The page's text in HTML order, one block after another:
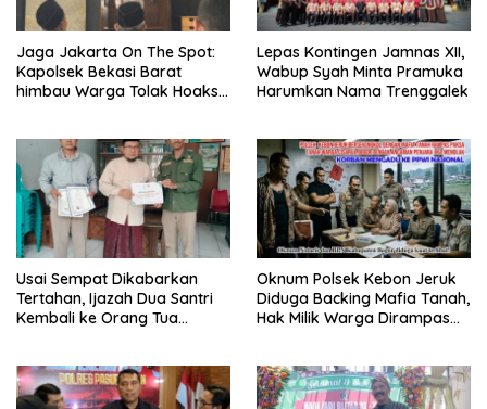
Jaga Jakarta On The Spot:
Kapolsek Bekasi Barat
himbau Warga Tolak Hoaks
Lepas Kontingen Jamnas XII,
Wabup Syah Minta Pramuka
Harumkan Nama Trenggalek
Usai Sempat Dikabarkan
Tertahan, Ijazah Dua Santri
Kembali ke Orang Tua
Oknum Polsek Kebon Jeruk
Diduga Backing Mafia Tanah,
Hak Milik Warga Dirampas